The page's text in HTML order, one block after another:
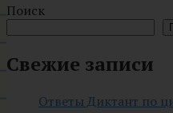
Поиск
Свежие записи
Ответы Диктант по